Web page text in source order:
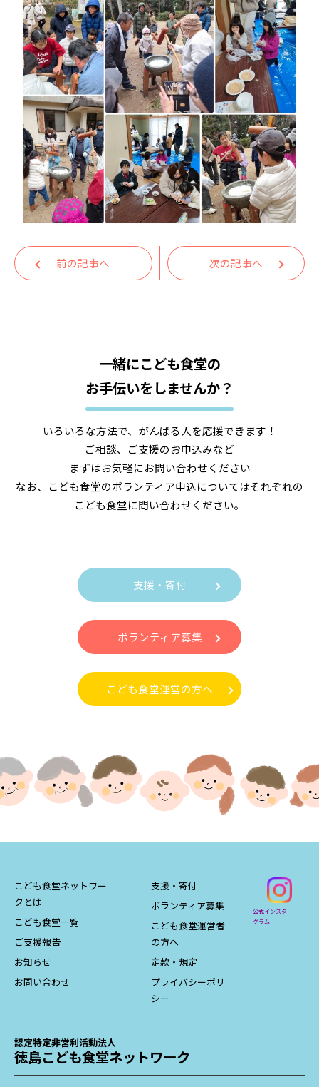
前の記事へ 次の記事へ
一緒にこども食堂の
お手伝いをしませんか？
いろいろな方法で、がんばる人を応援できます！
ご相談、ご支援のお申込みなど
まずはお気軽にお問い合わせください
なお、こども食堂のボランティア申込についてはそれぞれの
こども食堂に問い合わせください。
支援・寄付
ボランティア募集
こども食堂運営の方へ
こども食堂ネットワー
クとは
こども食堂一覧
ご支援報告
お知らせ
お問い合わせ
支援・寄付
ボランティア募集
こども食堂運営者
の方へ
定款・規定
プライバシーポリ
シー
公式インスタ
グラム
認定特定非営利活動法人
徳島こども食堂ネットワーク